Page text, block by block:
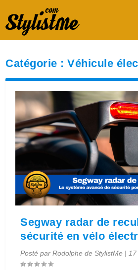
Catégorie :Véhicule
Segway radar de
sécurité en vélo
Posté parRodolphe de StylistMe |17